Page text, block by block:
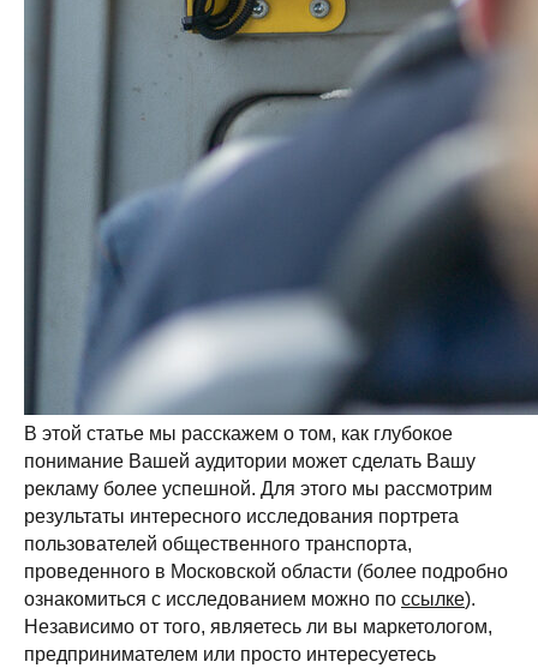
В этой статье мы расскажем о том, как глубокое
понимание Вашей аудитории может сделать Вашу
рекламу более успешной. Для этого мы рассмотрим
результаты интересного исследования портрета
пользователей общественного транспорта,
проведенного в Московской области (более подробно
ознакомиться с исследованием можно по ссылке).
Независимо от того, являетесь ли вы маркетологом,
предпринимателем или просто интересуетесь